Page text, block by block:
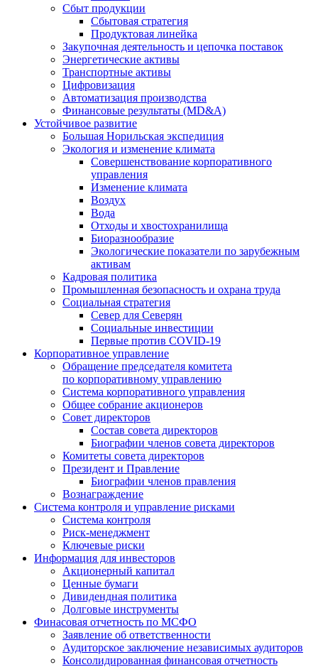
Сбыт продукции
Сбытовая стратегия
Продуктовая линейка
Закупочная деятельность и цепочка поставок
Энергетические активы
Транспортные активы
Цифровизация
Автоматизация производства
Финансовые результаты (MD&A)
Устойчивое развитие
Большая Норильская экспедиция
Экология и изменение климата
Совершенствование корпоративного
управления
Изменение климата
Воздух
Вода
Отходы и хвостохранилища
Биоразнообразие
Экологические показатели по зарубежным
активам
Кадровая политика
Промышленная безопасность и охрана труда
Социальная стратегия
Север для Северян
Социальные инвестиции
Первые против COVID‑19
Корпоративное управление
Обращение председателя комитета
по корпоративному управлению
Система корпоративного управления
Общее собрание акционеров
Совет директоров
Состав совета директоров
Биографии членов совета директоров
Комитеты совета директоров
Президент и Правление
Биографии членов правления
Вознаграждение
Система контроля и управление рисками
Система контроля
Риск-менеджмент
Ключевые риски
Информация для инвесторов
Акционерный капитал
Ценные бумаги
Дивидендная политика
Долговые инструменты
Финасовая отчетность по МСФО
Заявление об ответственности
Аудиторское заключение независимых аудиторов
Консолидированная финансовая отчетность